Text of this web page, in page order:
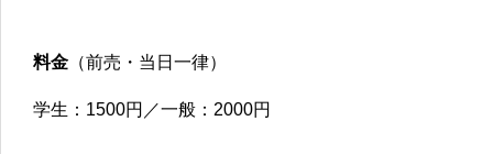
料金 （前売・当日一律）
学生：1500円／一般：2000円